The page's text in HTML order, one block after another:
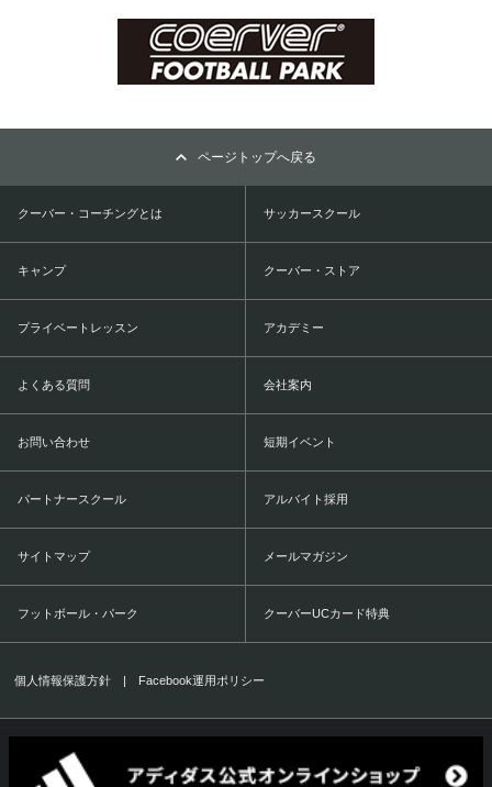
ページトップへ戻る
クーバー・コーチングとは サッカースクール
キャンプ クーバー・ストア
プライベートレッスン アカデミー
よくある質問 会社案内
お問い合わせ 短期イベント
パートナースクール アルバイト採用
サイトマップ メールマガジン
フットボール・パーク クーバーUCカード特典
個人情報保護方針 | Facebook運用ポリシー
1999-2016 All Rights Reserved.